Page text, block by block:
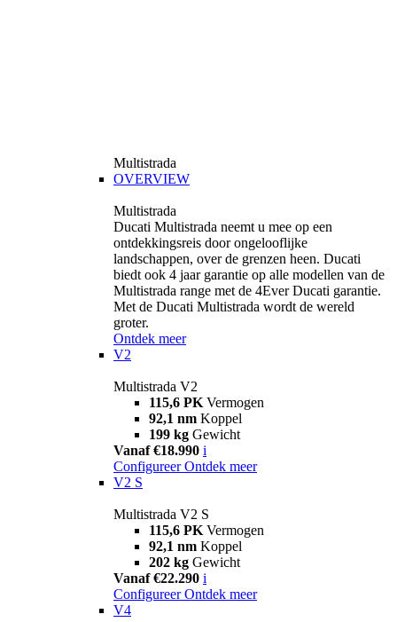
Multistrada
OVERVIEW
Multistrada
Ducati Multistrada neemt u mee op een
ontdekkingsreis door ongelooflijke
landschappen, over de grenzen heen. Ducati
biedt ook 4 jaar garantie op alle modellen van de
Multistrada range met de 4Ever Ducati garantie.
Met de Ducati Multistrada wordt de wereld
groter.
Ontdek meer
V2
Multistrada V2
115,6 PK Vermogen
92,1 nm Koppel
199 kg Gewicht
Vanaf €18.990 i
Configureer Ontdek meer
V2 S
Multistrada V2 S
115,6 PK Vermogen
92,1 nm Koppel
202 kg Gewicht
Vanaf €22.290 i
Configureer Ontdek meer
V4